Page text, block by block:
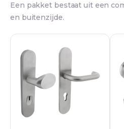
Een pakket bestaat uit een
en buitenzijde.